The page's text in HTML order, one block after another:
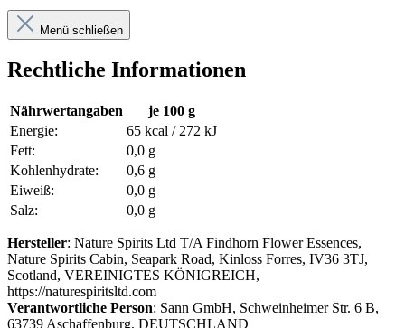
Menü schließen
Rechtliche Informationen
Nährwertangaben
je 100 g
Energie:
65 kcal / 272 kJ
Fett:
0,0 g
Kohlenhydrate:
0,6 g
Eiweiß:
0,0 g
Salz:
0,0 g
Hersteller: Nature Spirits Ltd T/A Findhorn Flower Essences,
Nature Spirits Cabin, Seapark Road, Kinloss Forres, IV36 3TJ,
Scotland, VEREINIGTES KÖNIGREICH,
https://naturespiritsltd.com
Verantwortliche Person: Sann GmbH, Schweinheimer Str. 6 B,
63739 Aschaffenburg, DEUTSCHLAND